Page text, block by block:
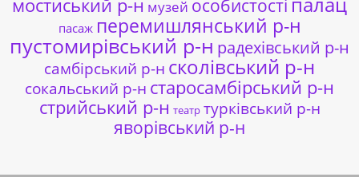
музей особистості
пасаж перемишлянський р-н
пустомирівський р-н радехівський р-н
самбірський р-н сколівський р-н
сокальський р-н старосамбірський р-н
стрийський р-н театр турківський р-н
яворівський р-н